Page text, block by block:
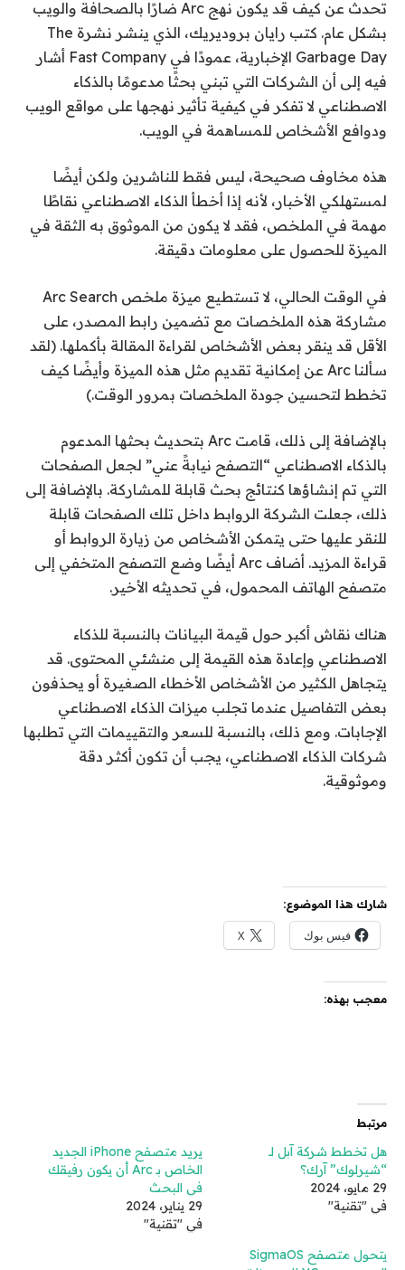
تحدث عن كيف قد يكون نهج Arc ضارًا بالصحافة والويب
بشكل عام. كتب رايان بروديريك، الذي ينشر نشرة The
Garbage Day الإخبارية، عمودًا في Fast Company أشار
فيه إلى أن الشركات التي تبني بحثًا مدعومًا بالذكاء
الاصطناعي لا تفكر في كيفية تأثير نهجها على مواقع الويب
ودوافع الأشخاص للمساهمة في الويب.
هذه مخاوف صحيحة، ليس فقط للناشرين ولكن أيضًا
لمستهلكي الأخبار، لأنه إذا أخطأ الذكاء الاصطناعي نقاطًا
مهمة في الملخص، فقد لا يكون من الموثوق به الثقة في
الميزة للحصول على معلومات دقيقة.
في الوقت الحالي، لا تستطيع ميزة ملخص Arc Search
مشاركة هذه الملخصات مع تضمين رابط المصدر، على
الأقل قد ينقر بعض الأشخاص لقراءة المقالة بأكملها. (لقد
سألنا Arc عن إمكانية تقديم مثل هذه الميزة وأيضًا كيف
تخطط لتحسين جودة الملخصات بمرور الوقت.)
بالإضافة إلى ذلك، قامت Arc بتحديث بحثها المدعوم
بالذكاء الاصطناعي “التصفح نيابةً عني” لجعل الصفحات
التي تم إنشاؤها كنتائج بحث قابلة للمشاركة. بالإضافة إلى
ذلك، جعلت الشركة الروابط داخل تلك الصفحات قابلة
للنقر عليها حتى يتمكن الأشخاص من زيارة الروابط أو
قراءة المزيد. أضاف Arc أيضًا وضع التصفح المتخفي إلى
متصفح الهاتف المحمول، في تحديثه الأخير.
هناك نقاش أكبر حول قيمة البيانات بالنسبة للذكاء
الاصطناعي وإعادة هذه القيمة إلى منشئي المحتوى. قد
يتجاهل الكثير من الأشخاص الأخطاء الصغيرة أو يحذفون
بعض التفاصيل عندما تجلب ميزات الذكاء الاصطناعي
الإجابات. ومع ذلك، بالنسبة للسعر والتقييمات التي تطلبها
شركات الذكاء الاصطناعي، يجب أن تكون أكثر دقة
وموثوقية.
شارك هذا الموضوع:
فيس بوك X
معجب بهذه:
مرتبط
هل تخطط شركة آبل لـ
“شيرلوك” آرك؟
29 مايو، 2024
في "تقنية"
يريد متصفح iPhone الجديد
الخاص بـ Arc أن يكون رفيقك
في البحث
29 يناير، 2024
في "تقنية"
يتحول متصفح SigmaOS